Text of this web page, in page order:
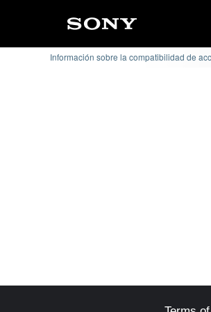
Información sobre la compatibilidad de